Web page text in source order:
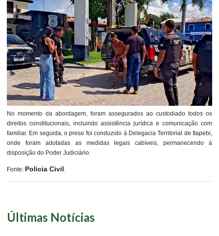
No momento da abordagem, foram assegurados ao custodiado todos os
direitos constitucionais, incluindo assistência jurídica e comunicação com
familiar. Em seguida, o preso foi conduzido à Delegacia Territorial de Itapebi,
onde foram adotadas as medidas legais cabíveis, permanecendo à
disposição do Poder Judiciário.
Fonte: Policia Civil
Últimas Notícias